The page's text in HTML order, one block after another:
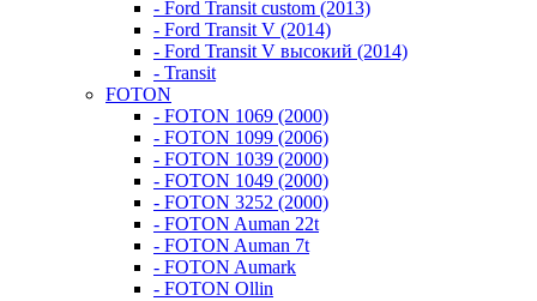
- Ford Transit custom (2013)
- Ford Transit V (2014)
- Ford Transit V высокий (2014)
- Transit
FOTON
- FOTON 1069 (2000)
- FOTON 1099 (2006)
- FOTON 1039 (2000)
- FOTON 1049 (2000)
- FOTON 3252 (2000)
- FOTON Auman 22t
- FOTON Auman 7t
- FOTON Aumark
- FOTON Ollin